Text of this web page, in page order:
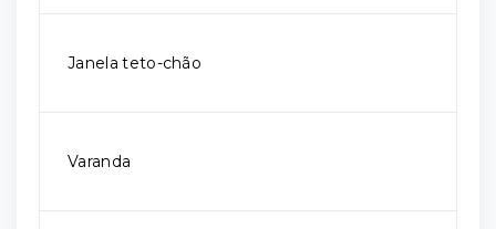
Janela teto-chão
Varanda